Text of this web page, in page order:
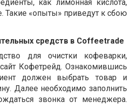
как лимонная кислота,
Такие «опыты» приведут к сбою
средств в Coffeetrade
для очистки кофеварки,
Кофетрейд. Ознакомившись
должен выбрать товар и
Далее необходимо заполнить
звонка от менеджера.